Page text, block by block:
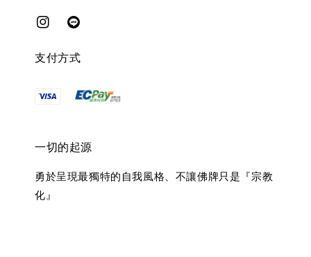
支付方式
一切的起源
勇於呈現最獨特的自我風格、不讓佛牌只是『宗教
化』